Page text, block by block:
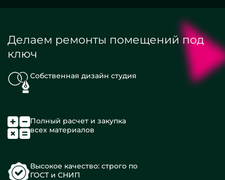
Делаем ремонты помещений под
ключ
Собственная дизайн студия
Полный расчет и закупка
всех материалов
Высокое качество: строго по
ГОСТ и СНИП